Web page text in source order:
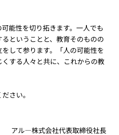
能性を切り拓きます。一人でも
ということと、教育そのものの
して参ります。「人の可能性を
する人々と共に、これからの教
さい。
アル—株式会社代表取締役社長